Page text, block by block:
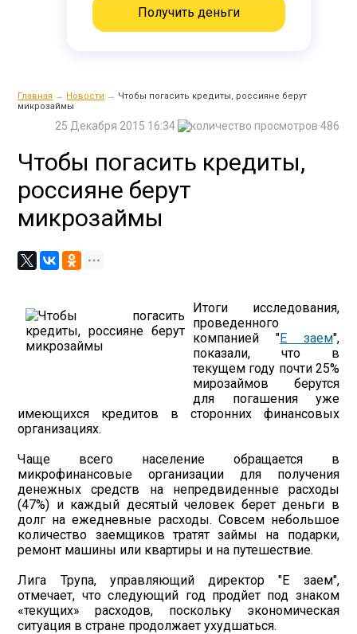
Получить деньги
Главная → Новости → Чтобы погасить кредиты, россияне берут
микрозаймы
486
25 Декабря 2015 16:34
Чтобы погасить кредиты,
россияне берут
микрозаймы
Итоги исследования,
проведенного
компанией "Е заем",
показали, что в
текущем году почти 25%
мирозаймов берутся
для погашения уже
имеющихся кредитов в сторонних финансовых
организациях.
Чаще всего население обращается в
микрофинансовые организации для получения
денежных средств на непредвиденные расходы
(47%) и каждый десятый человек берет деньги в
долг на ежедневные расходы. Совсем небольшое
количество заемщиков тратят займы на подарки,
ремонт машины или квартиры и на путешествие.
Лига Трупа, управляющий директор "Е заем",
отмечает, что следующий год продйет под знаком
«текущих» расходов, поскольку экономическая
ситуация в стране продолжает ухудшаться.